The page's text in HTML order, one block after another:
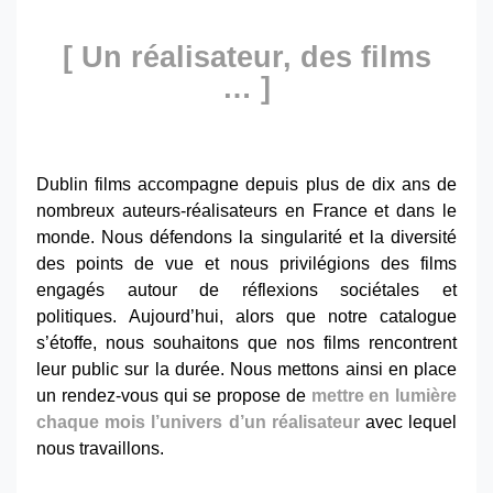
[ Un réalisateur, des films
… ]
Dublin films accompagne depuis plus de dix ans de
nombreux auteurs-réalisateurs en France et dans le
monde. Nous défendons la singularité et la diversité
des points de vue et nous privilégions des films
engagés autour de réflexions sociétales et
politiques. Aujourd’hui, alors que notre catalogue
s’étoffe, nous souhaitons que nos films rencontrent
leur public sur la durée. Nous mettons ainsi en place
un rendez-vous qui se propose de mettre en lumière
chaque mois l’univers d’un réalisateuravec lequel
nous travaillons.